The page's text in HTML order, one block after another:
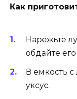
Как
Нарежьте
обдайте
В емкость с
уксус.